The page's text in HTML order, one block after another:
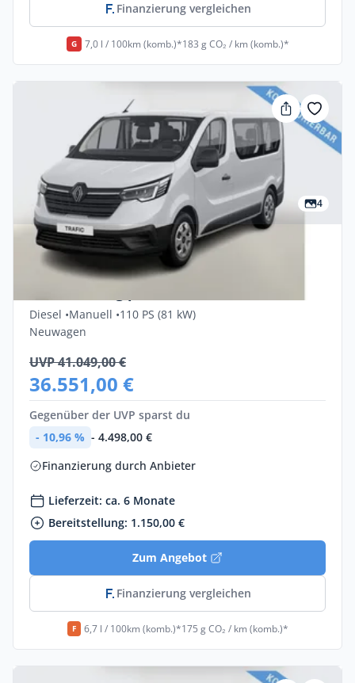
Finanzierung vergleichen
G 7,0 l / 100km (komb.)*183 g CO₂ / km (komb.)*
4
Privat & Gewerbe
Renault Trafic Authentic Blue dCi 110
Diesel •Manuell •110 PS (81 kW)
Neuwagen
UVP 41.049,00 €
36.551,00 €
Gegenüber der UVP sparst du
- 10,96 % - 4.498,00 €
Finanzierung durch Anbieter
Lieferzeit: ca. 6 Monate
Bereitstellung: 1.150,00 €
Zum Angebot
Finanzierung vergleichen
F 6,7 l / 100km (komb.)*175 g CO₂ / km (komb.)*